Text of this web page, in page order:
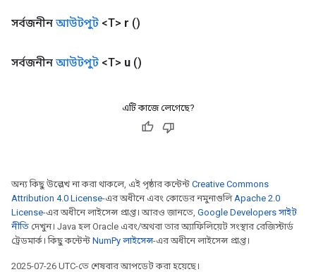
সর্বজনীন আউটপুট <T> r ()
সর্বজনীন আউটপুট <T> u ()
এটি কাজে লেগেছে?
অন্য কিছু উল্লেখ না করা থাকলে, এই পৃষ্ঠার কন্টেন্ট Creative Commons
Attribution 4.0 License-এর অধীনে এবং কোডের নমুনাগুলিApache 2.0
License-এর অধীনে লাইসেন্স প্রাপ্ত। আরও জানতে, Google Developers সাইট
নীতি দেখুন। Java হল Oracle এবং/অথবা তার অ্যাফিলিয়েট সংস্থার রেজিস্টার্ড
ট্রেডমার্ক। কিছু কন্টেন্ট NumPy লাইসেন্স-এর অধীনে লাইসেন্স প্রাপ্ত।
2025-07-26 UTC-তে শেষবার আপডেট করা হয়েছে।